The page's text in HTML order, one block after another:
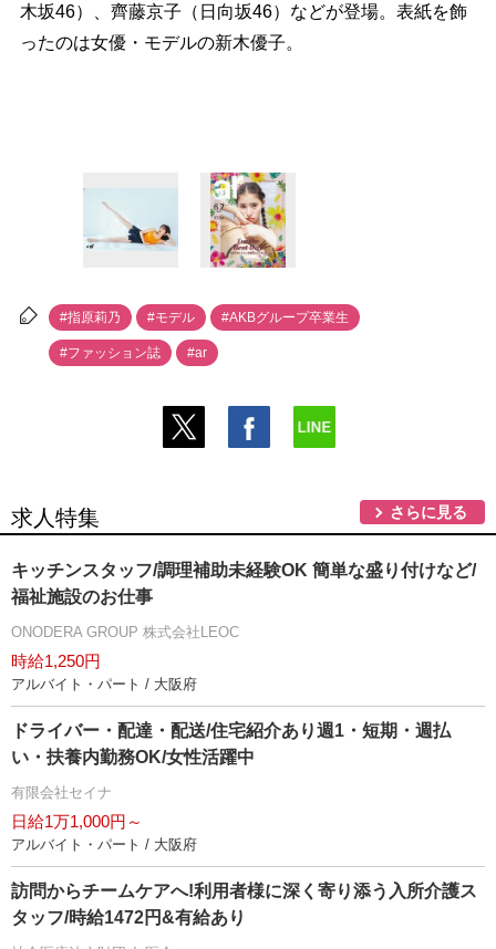
木坂46）、齊藤京子（日向坂46）などが登場。表紙を飾
ったのは女優・モデルの新木優子。
#指原莉乃 #モデル #AKBグループ卒業生
#ファッション誌 #ar
求人特集 さらに見る
キッチンスタッフ/調理補助未経験OK 簡単な盛り付けなど/
福祉施設のお仕事
ONODERA GROUP 株式会社LEOC
時給1,250円
アルバイト・パート / 大阪府
ドライバー・配達・配送/住宅紹介あり週1・短期・週払
い・扶養内勤務OK/女性活躍中
有限会社セイナ
日給1万1,000円～
アルバイト・パート / 大阪府
訪問からチームケアへ!利用者様に深く寄り添う入所介護ス
タッフ/時給1472円&有給あり